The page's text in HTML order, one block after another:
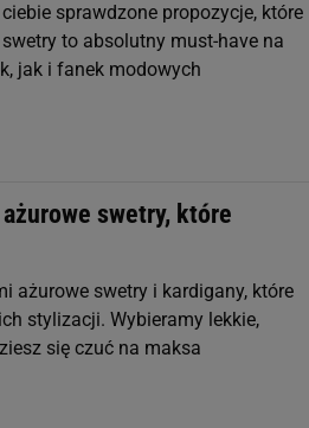
sprawdzone propozycje, które
to absolutny must-have na
jak i fanek modowych
swetry, które
ażurowe swetry i kardigany, które
stylizacji. Wybieramy lekkie,
się czuć na maksa